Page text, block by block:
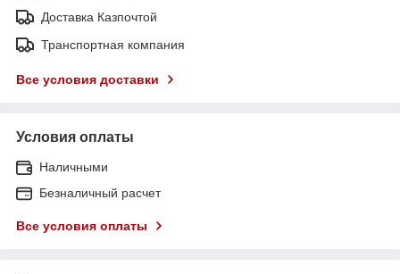
Доставка Казпочтой
Транспортная компания
Все условия доставки
Условия оплаты
Наличными
Безналичный расчет
Все условия оплаты